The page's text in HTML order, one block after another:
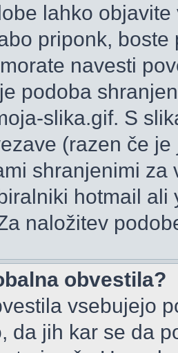
lahko
priponk,
navesti
podoba
slika.gif. S
(razen če
shranjenimi za
hotmail
naložitev
obvestila?
vsebujejo
da jih kar se da